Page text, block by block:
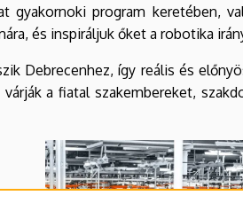
gyakornoki program keretében,
és inspiráljuk őket a robotika
Debrecenhez, így reális és
a fiatal szakembereket,